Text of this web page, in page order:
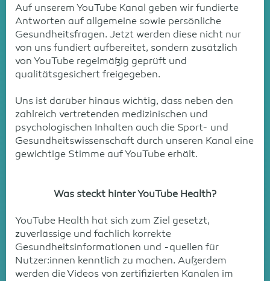
Auf unserem YouTube Kanal geben wir fundierte
Antworten auf allgemeine sowie persönliche
Gesundheitsfragen. Jetzt werden diese nicht nur
von uns fundiert aufbereitet, sondern zusätzlich
von YouTube regelmäßig geprüft und
qualitätsgesichert freigegeben.
Uns ist darüber hinaus wichtig, dass neben den
zahlreich vertretenden medizinischen und
psychologischen Inhalten auch die Sport- und
Gesundheitswissenschaft durch unseren Kanal eine
gewichtige Stimme auf YouTube erhält.
Was steckt hinter YouTube Health?
YouTube Health hat sich zum Ziel gesetzt,
zuverlässige und fachlich korrekte
Gesundheitsinformationen und -quellen für
Nutzer:innen kenntlich zu machen. Außerdem
werden die Videos von zertifizierten Kanälen im